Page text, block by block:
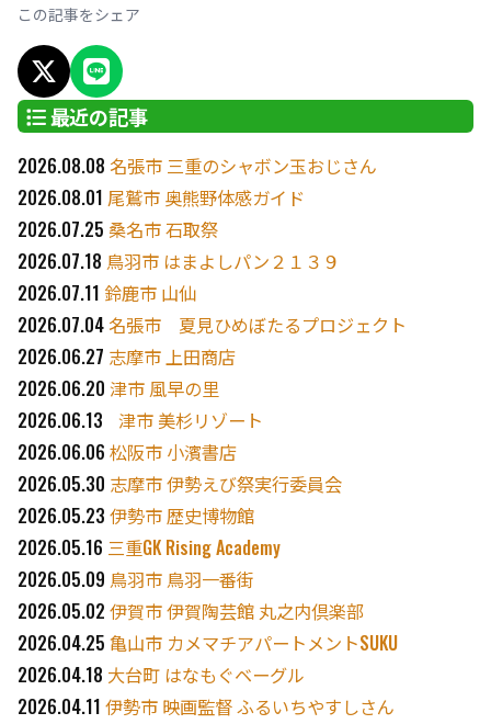
この記事をシェア
X でシェア
LINEでシェア
最近の記事
2026.08.08 名張市 三重のシャボン玉おじさん
2026.08.01 尾鷲市 奥熊野体感ガイド
2026.07.25 桑名市 石取祭
2026.07.18 鳥羽市 はまよしパン２１３９
2026.07.11 鈴鹿市 山仙
2026.07.04 名張市 夏見ひめぼたるプロジェクト
2026.06.27 志摩市 上田商店
2026.06.20 津市 風早の里
2026.06.13
津市 美杉リゾート
2026.06.06 松阪市 小濱書店
2026.05.30 志摩市 伊勢えび祭実行委員会
2026.05.23 伊勢市 歴史博物館
2026.05.16 三重GK Rising Academy
2026.05.09 鳥羽市 鳥羽一番街
2026.05.02 伊賀市 伊賀陶芸館 丸之内倶楽部
2026.04.25 亀山市 カメマチアパートメントSUKU
2026.04.18 大台町 はなもぐベーグル
2026.04.11 伊勢市 映画監督 ふるいちやすしさん